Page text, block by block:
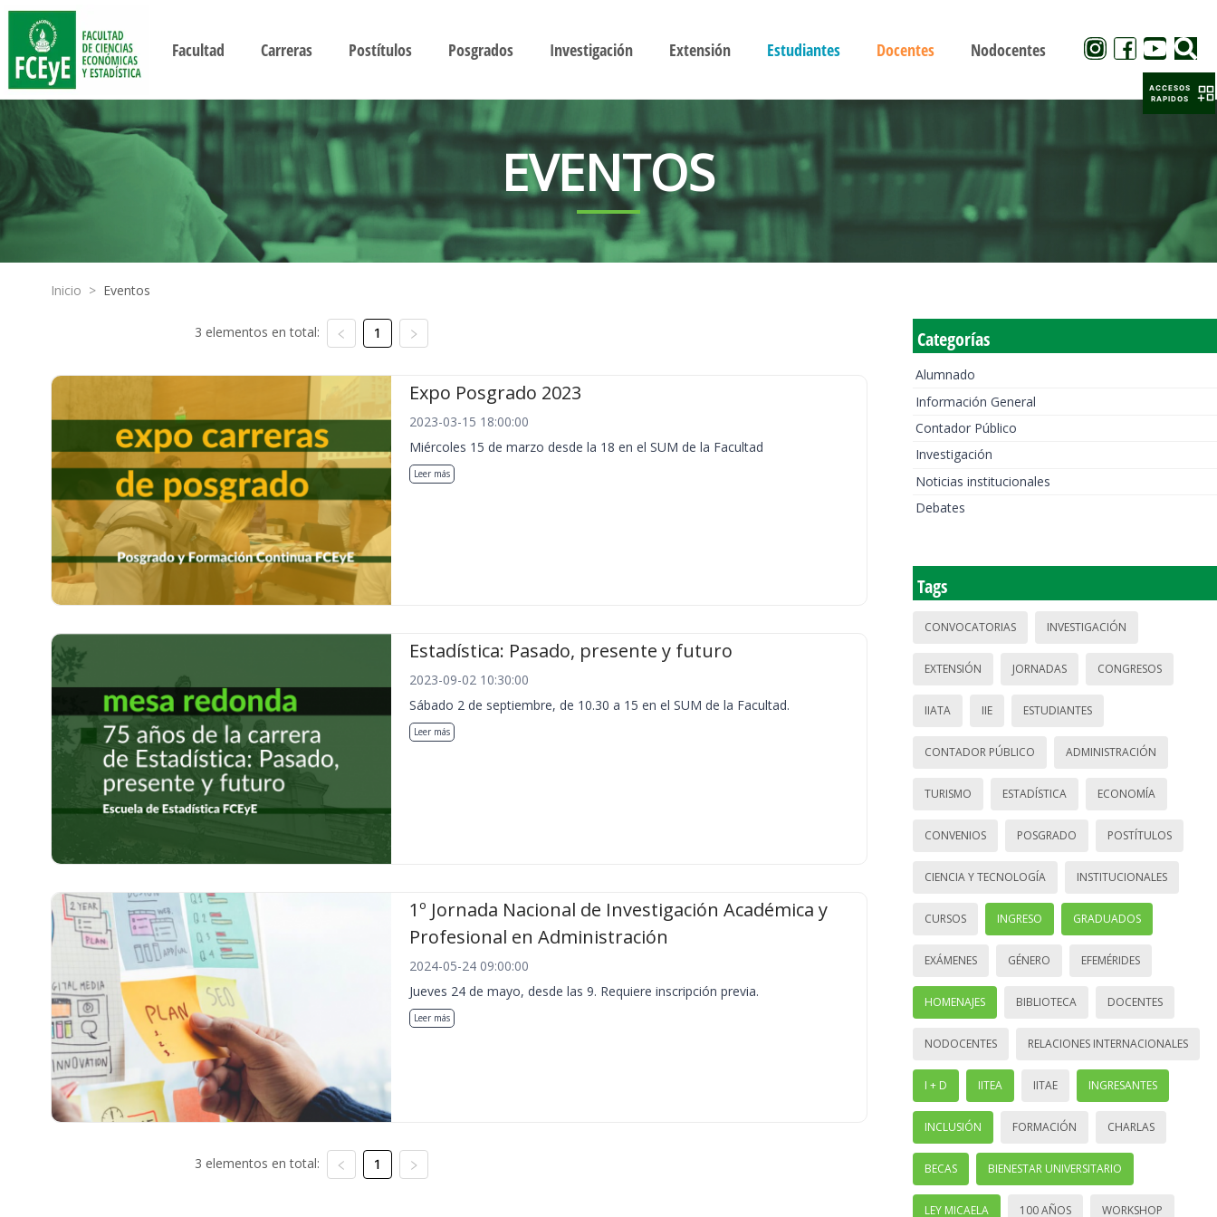
Facultad Carreras Postítulos Posgrados Investigación Extensión Estudiantes Docentes Nodocentes
EVENTOS
Inicio > Eventos
3 elementos en total: 1
Expo Posgrado 2023
2023-03-15 18:00:00
Miércoles 15 de marzo desde la 18 en el SUM de la Facultad
Leer más
Estadística: Pasado, presente y futuro
2023-09-02 10:30:00
Sábado 2 de septiembre, de 10.30 a 15 en el SUM de la Facultad.
Leer más
1º Jornada Nacional de Investigación Académica y
Profesional en Administración
2024-05-24 09:00:00
Jueves 24 de mayo, desde las 9. Requiere inscripción previa.
Leer más
3 elementos en total: 1
Categorías
Alumnado
Información General
Contador Público
Investigación
Noticias institucionales
Debates
Tags
CONVOCATORIAS INVESTIGACIÓN
EXTENSIÓN JORNADAS CONGRESOS
IIATA IIE ESTUDIANTES
CONTADOR PÚBLICO ADMINISTRACIÓN
TURISMO ESTADÍSTICA ECONOMÍA
CONVENIOS POSGRADO POSTÍTULOS
CIENCIA Y TECNOLOGÍA INSTITUCIONALES
CURSOS INGRESO GRADUADOS
EXÁMENES GÉNERO EFEMÉRIDES
HOMENAJES BIBLIOTECA DOCENTES
NODOCENTES RELACIONES INTERNACIONALES
I + D IITEA IITAE INGRESANTES
INCLUSIÓN FORMACIÓN CHARLAS
BECAS BIENESTAR UNIVERSITARIO
LEY MICAELA 100 AÑOS WORKSHOP
ACCESOS
RAPIDOS